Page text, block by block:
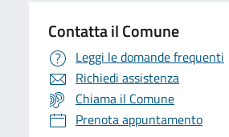
Contatta il Comune
Leggi le domande frequenti
Richiedi assistenza
Chiama il Comune
Prenota appuntamento